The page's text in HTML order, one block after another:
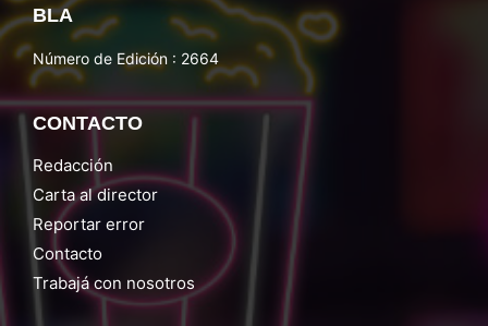
BLA
Número de Edición : 2664
CONTACTO
Redacción
Carta al director
Reportar error
Contacto
Trabajá con nosotros